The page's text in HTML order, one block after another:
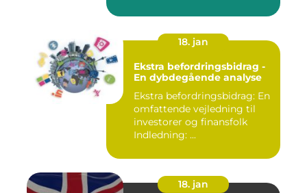
18. jan
Ekstra befordringsbidrag -
En dybdegående analyse
Ekstra befordringsbidrag: En
omfattende vejledning til
investorer og finansfolk
Indledning: ...
18. jan